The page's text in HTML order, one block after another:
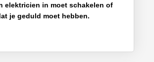
elektricien in moet schakelen of
je geduld moet hebben.